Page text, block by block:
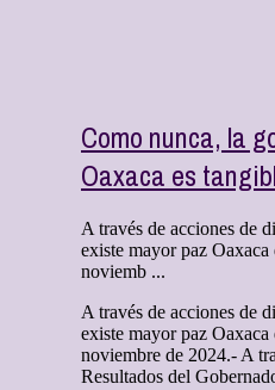
Como nunca, la
Oaxaca es
A través de acciones de
existe mayor paz
noviemb ...
A través de acciones de
existe mayor paz
noviembre de 2024.- A
Resultados del